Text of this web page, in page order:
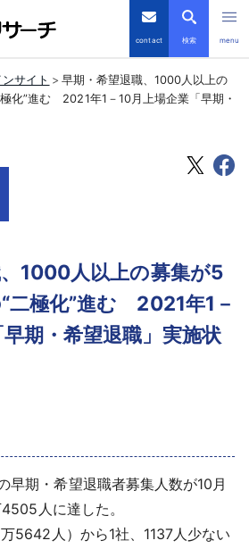
contact 検索 menu
・注目企業情報
PLUS
案内
品・サービス
サイト
早期・希望退職、1000人以上の
化”進む 2021年1－10月上場企業「早期・
1000人以上の募集が5
極化”進む 2021年1－
期・希望退職」実施状
期・希望退職者募集人数が10月
人に達した。
5642人）から1社、1137人少ない